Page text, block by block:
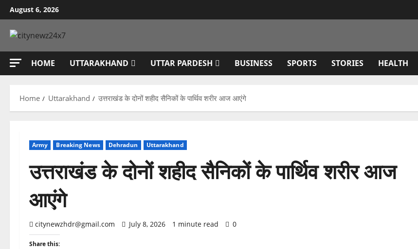
Skip
to
content
August 6, 2026
HOME UTTARAKHAND UTTAR PARDESH BUSINESS SPORTS STORIES HEALTH
Home Uttarakhand उत्तराखंड के दोनों शहीद सैनिकों के पार्थिव शरीर आज आएंगे
Army Breaking News Dehradun Uttarakhand
उत्तराखंड के दोनों शहीद सैनिकों के पार्थिव शरीर आज
आएंगे
citynewzhdr@gmail.com July 8, 2026 1 minute read 0
Share this: